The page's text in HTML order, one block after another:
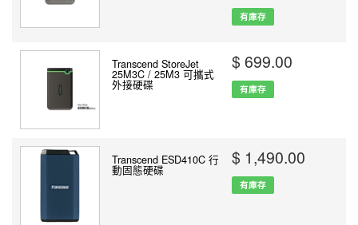
有庫存
Transcend StoreJet
25M3C / 25M3 可攜式
外接硬碟
$ 699.00
有庫存
Transcend ESD410C 行
動固態硬碟
$ 1,490.00
有庫存